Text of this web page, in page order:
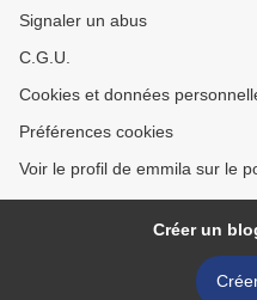
Signaler un abus
C.G.U.
Cookies et données
Préférences cookies
Voir le profil de emmila sur le
Créer un